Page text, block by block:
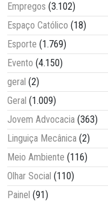
Empregos (3.102)
Espaço Católico (18)
Esporte (1.769)
Evento (4.150)
geral (2)
Geral (1.009)
Jovem Advocacia (363)
Linguiça Mecânica (2)
Meio Ambiente (116)
Olhar Social (110)
Painel (91)